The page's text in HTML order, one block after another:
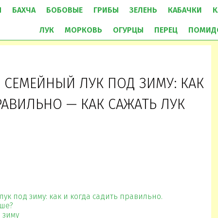
БАХЧА БОБОВЫЕ ГРИБЫ ЗЕЛЕНЬ КАБАЧКИ
ЛУК МОРКОВЬ ОГУРЦЫ ПЕРЕЦ
ЛУК ПОД ЗИМУ: КАК
— КАК САЖАТЬ ЛУК
под зиму: как и когда садить правильно.
зиму